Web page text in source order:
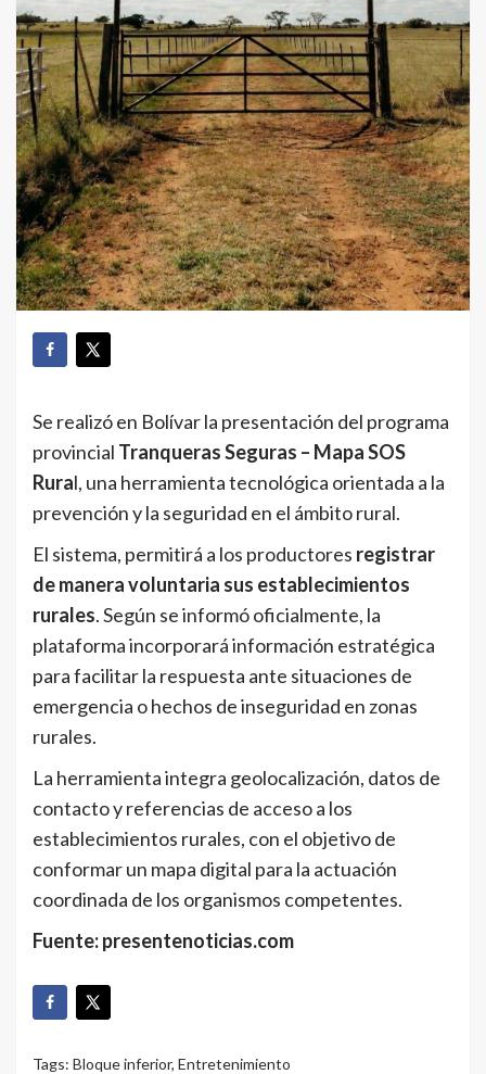
Se realizó en Bolívar la presentación del programa
provincial Tranqueras Seguras – Mapa SOS
Rural, una herramienta tecnológica orientada a la
prevención y la seguridad en el ámbito rural.
El sistema, permitirá a los productores registrar
de manera voluntaria sus establecimientos
rurales. Según se informó oficialmente, la
plataforma incorporará información estratégica
para facilitar la respuesta ante situaciones de
emergencia o hechos de inseguridad en zonas
rurales.
La herramienta integra geolocalización, datos de
contacto y referencias de acceso a los
establecimientos rurales, con el objetivo de
conformar un mapa digital para la actuación
coordinada de los organismos competentes.
Fuente: presentenoticias.com
Tags: Bloque inferior, Entretenimiento